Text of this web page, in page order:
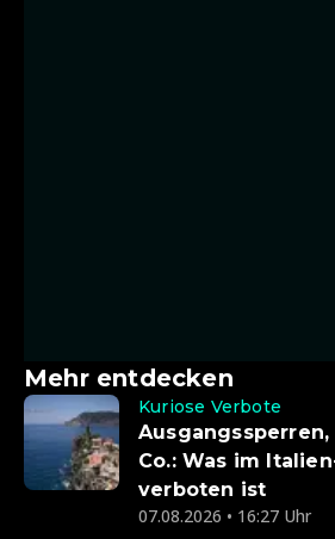
Mehr entdecken
Kuriose Verbote
Co.: Was im
verboten ist
07.08.2026 • 16:27 Uhr